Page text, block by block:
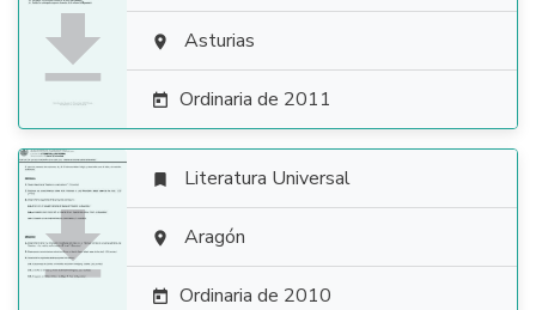
  Asturias
 Ordinaria de 2011

 Literatura Universal
 Aragón
 Ordinaria de 2010